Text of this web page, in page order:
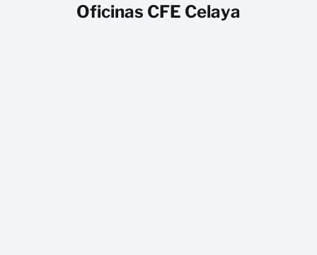
Oficinas CFE Celaya